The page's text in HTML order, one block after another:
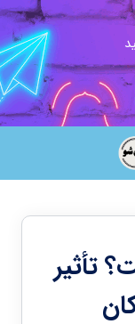
تأثیر